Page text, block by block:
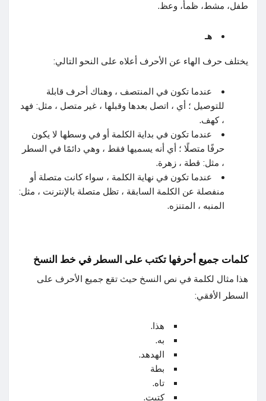
طفل، مشط، ظمأ، وعظ.
هـ
يختلف حرف الهاء عن الأحرف أعلاه على النحو التالي:
عندما تكون في المنتصف ، وهناك أحرف قابلة
للتوصيل ؛ أي ، اتصل بعدها وقبلها ، غير متصل ، مثل: فهد
، كهف.
عندما تكون في بداية الكلمة أو في وسطها لا يكون
حرفًا متصلًا ؛ أي أنه يسميها فقط ، وهي دائمًا في السطر
، مثل: قطة ، زهرة.
عندما تكون في نهاية الكلمة ، سواء كانت متصلة أو
منفصلة عن الكلمة السابقة ، تظل متصلة بالإنترنت ، مثل:
المنبه ، المتنزه.
كلمات جميع أحرفها تكتب على السطر في خط النسخ
هذا مثال لكلمة في نص النسخ حيث تقع جميع الأحرف على
السطر الأفقي:
هذا.
به.
الهدهد.
بطة
تاه.
كتبت.